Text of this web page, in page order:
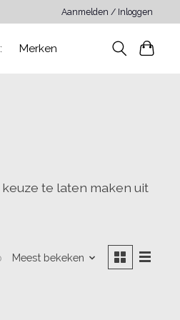
Aanmelden / Inloggen
Merken
te laten maken uit
Meest bekeken